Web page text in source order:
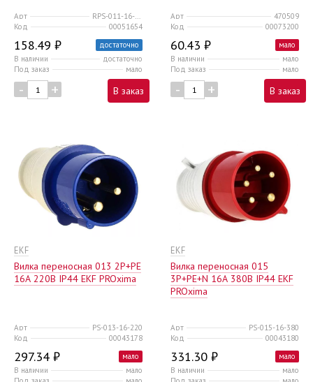
Арт
Код
00051654
158.49 ₽
достаточно
В наличии
достаточно
Под заказ
мало
- + В заказ
Арт
470509
Код
00073200
60.43 ₽
мало
В наличии
мало
Под заказ
мало
- + В заказ
EKF
Вилка переносная 013 2Р+РЕ
16А 220В IP44 EKF PROxima
Арт
PS-013-16-220
Код
00043178
297.34 ₽
мало
В наличии
мало
EKF
Вилка переносная 015
3Р+РЕ+N 16А 380В IP44 EKF
PROxima
Арт
PS-015-16-380
Код
00043180
331.30 ₽
мало
В наличии
мало